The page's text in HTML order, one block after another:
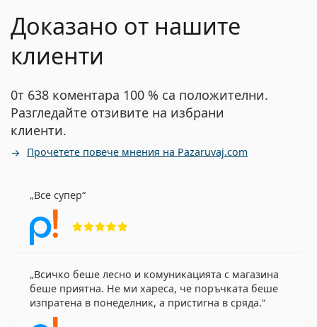
Доказано от нашите
клиенти
0т 638 коментара 100 % са положителни.
Разгледайте отзивите на избрани
клиенти.
Прочетете повече мнения на Pazaruvaj.com
Все супер
Всичко беше лесно и комуникацията с магазина
беше приятна. Не ми хареса, че поръчката беше
изпратена в понеделник, а пристигна в сряда.